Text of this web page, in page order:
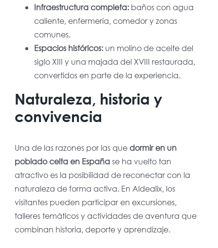
Infraestructura completa: baños con agua
caliente, enfermería, comedor y zonas
comunes.
Espacios históricos: un molino de aceite del
siglo XIII y una majada del XVIII restaurada,
convertidos en parte de la experiencia.
Naturaleza, historia y
convivencia
Una de las razones por las que dormir en un
poblado celta en Españase ha vuelto tan
atractivo es la posibilidad de reconectar con la
naturaleza de forma activa. En Aldealix, los
visitantes pueden participar en excursiones,
talleres temáticos y actividades de aventura que
combinan historia, deporte y aprendizaje.